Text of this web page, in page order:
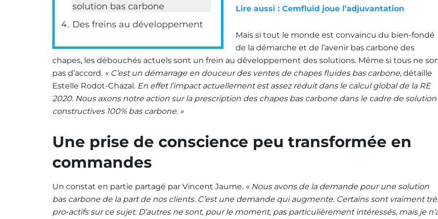
solution bas carbone
Des freins au développement
Lire aussi : Cemfluid joue l’adjuvantation
Mais si tout le monde est convaincu du bien-fondé
de la démarche et de l’avenir bas carbone des
chapes, les débouchés actuels sont un frein au développement des solutions. Même si tous ne
pas d’accord. « C’est un démarrage en douceur des ventes de chapes fluides bas carbone, détaille
Estelle Rodot-Chazal. En effet l’impact actuellement est assez réduit dans le calcul global de la RE
2020. Nous axons notre action sur la prescription des chapes bas carbone dans le cadre de solution
constructives 100% bas carbone. »
Une prise de conscience peu transformée en
commandes
Un constat en partie partagé par Vincent Jaume. « Nous avons de la demande pour une solution
bas carbone de la part de nos clients. C’est une demande qui augmente. Certains sont vraiment
pro-actifs sur ce sujet. D’autres ne sont, pour le moment, pas particulièrement intéressés, mais je